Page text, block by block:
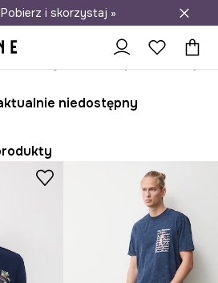
dostawa do salonów
i skorzystaj »
niedostępny